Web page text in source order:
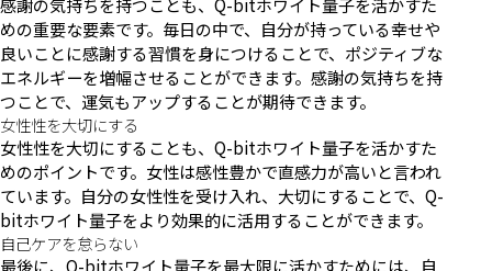
感謝の気持ちを持つことも、Q-bitホワイト量子を活かすた
めの重要な要素です。毎日の中で、自分が持っている幸せや
良いことに感謝する習慣を身につけることで、ポジティブな
エネルギーを増幅させることができます。感謝の気持ちを持
つことで、運気もアップすることが期待できます。
女性性を大切にする
女性性を大切にすることも、Q-bitホワイト量子を活かすた
めのポイントです。女性は感性豊かで直感力が高いと言われ
ています。自分の女性性を受け入れ、大切にすることで、Q-
bitホワイト量子をより効果的に活用することができます。
自己ケアを怠らない
最後に、Q-bitホワイト量子を最大限に活かすためには、自